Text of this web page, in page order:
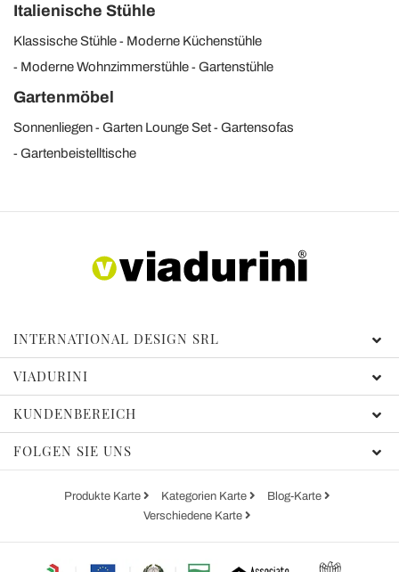
Italienische Stühle
Klassische Stühle
Moderne Küchenstühle
Moderne Wohnzimmerstühle
Gartenstühle
Gartenmöbel
Sonnenliegen Garten Lounge Set
Gartensofas
Gartenbeistelltische
INTERNATIONAL DESIGN SRL
VIADURINI
KUNDENBEREICH
FOLGEN SIE UNS
Produkte Karte Kategorien Karte
Blog-Karte
Verschiedene Karte